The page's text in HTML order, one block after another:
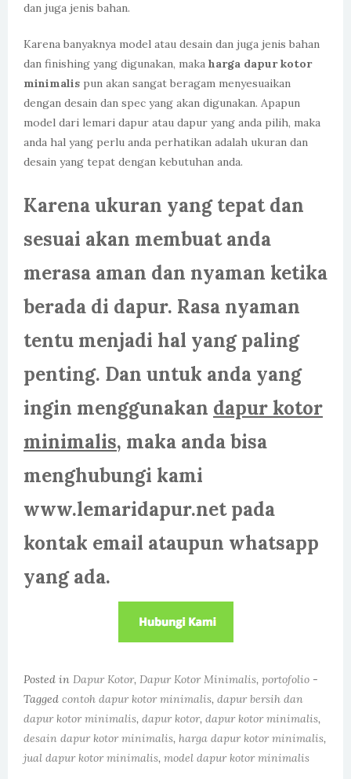
dan juga jenis bahan.
Karena banyaknya model atau desain dan juga jenis bahan
dan finishing yang digunakan, maka harga dapur kotor
minimalis pun akan sangat beragam menyesuaikan
dengan desain dan spec yang akan digunakan. Apapun
model dari lemari dapur atau dapur yang anda pilih, maka
anda hal yang perlu anda perhatikan adalah ukuran dan
desain yang tepat dengan kebutuhan anda.
Karena ukuran yang tepat dan
sesuai akan membuat anda
merasa aman dan nyaman ketika
berada di dapur. Rasa nyaman
tentu menjadi hal yang paling
penting. Dan untuk anda yang
ingin menggunakan dapur kotor
minimalis, maka anda bisa
menghubungi kami
www.lemaridapur.net pada
kontak email ataupun whatsapp
yang ada.
Posted in Dapur Kotor, Dapur Kotor Minimalis, portofolio -
Tagged contoh dapur kotor minimalis, dapur bersih dan
dapur kotor minimalis, dapur kotor, dapur kotor minimalis,
desain dapur kotor minimalis, harga dapur kotor minimalis,
jual dapur kotor minimalis, model dapur kotor minimalis